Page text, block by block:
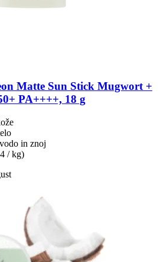
Matte Sun Stick Mugwort +
PA++++, 18 g
in znoj
/ kg)